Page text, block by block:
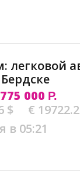
легковой
000 Р.
$
€
в 05:21